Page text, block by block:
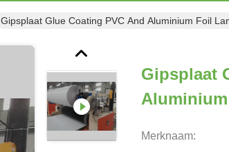
Gipsplaat Glue Coating PVC And Aluminium Foil
Gipsplaat
Merknaam: